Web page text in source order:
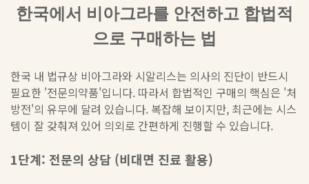
한국에서 비아그라를 안전하고 합법적
으로 구매하는 법
한국 내 법규상 비아그라와 시알리스는 의사의 진단이 반드시
필요한 '전문의약품'입니다. 따라서 합법적인 구매의 핵심은 '처
방전'의 유무에 달려 있습니다. 복잡해 보이지만, 최근에는 시스
템이 잘 갖춰져 있어 의외로 간편하게 진행할 수 있습니다.
1단계: 전문의 상담 (비대면 진료 활용)